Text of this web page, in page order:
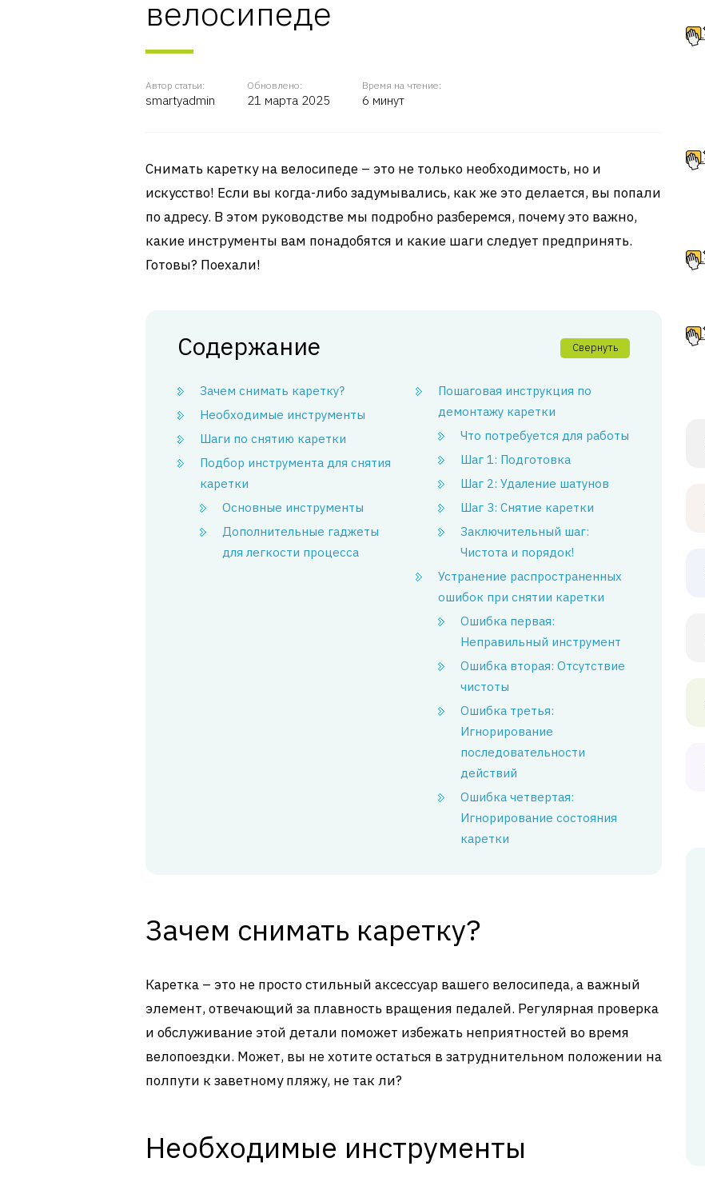
велосипеде
Автор статьи:
smartyadmin
Обновлено:
21 марта 2025
Время на чтение:
6 минут
Снимать каретку на велосипеде – это не только необходимость, но и
искусство! Если вы когда-либо задумывались, как же это делается, вы попали
по адресу. В этом руководстве мы подробно разберемся, почему это важно,
какие инструменты вам понадобятся и какие шаги следует предпринять.
Готовы? Поехали!
Содержание Свернуть
Зачем снимать каретку?
Необходимые инструменты
Шаги по снятию каретки
Подбор инструмента для снятия
каретки
Основные инструменты
Дополнительные гаджеты
для легкости процесса
Пошаговая инструкция по
демонтажу каретки
Что потребуется для работы
Шаг 1: Подготовка
Шаг 2: Удаление шатунов
Шаг 3: Снятие каретки
Заключительный шаг:
Чистота и порядок!
Устранение распространенных
ошибок при снятии каретки
Ошибка первая:
Неправильный инструмент
Ошибка вторая: Отсутствие
чистоты
Ошибка третья:
Игнорирование
последовательности
действий
Ошибка четвертая:
Игнорирование состояния
каретки
Зачем снимать каретку?
Каретка – это не просто стильный аксессуар вашего велосипеда, а важный
элемент, отвечающий за плавность вращения педалей. Регулярная проверка
и обслуживание этой детали поможет избежать неприятностей во время
велопоездки. Может, вы не хотите остаться в затруднительном положении на
полпути к заветному пляжу, не так ли?
Необходимые инструменты